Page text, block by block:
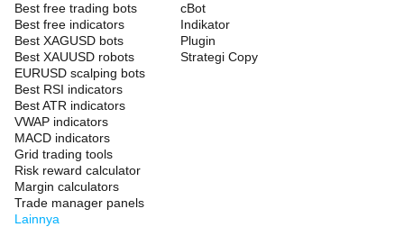
Best free trading bots
Best free indicators
Best XAGUSD bots
Best XAUUSD robots
EURUSD scalping bots
Best RSI indicators
Best ATR indicators
VWAP indicators
MACD indicators
Grid trading tools
Risk reward calculator
Margin calculators
Trade manager panels
Lainnya
cBot
Indikator
Plugin
Strategi Copy